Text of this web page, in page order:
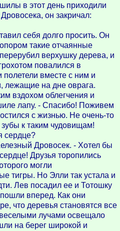
в этот день приходили
он закричал:
себя долго просить. Он
такие отчаянные
верхушку дерева, и
повалился в
вместе с ним и
лежащие на дне оврага.
вздохом облегчения и
лапу. - Спасибо! Поживем
с жизнью. Не очень-то
к таким чудовищам!
сердце?
Дровосек. - Хотел бы
Друзья торопились
могли
тигры. Но Элли так устала и
Лев посадил ее и Тотошку
вперед. Как они
что деревья становятся все
лучами освещало
на берег широкой и